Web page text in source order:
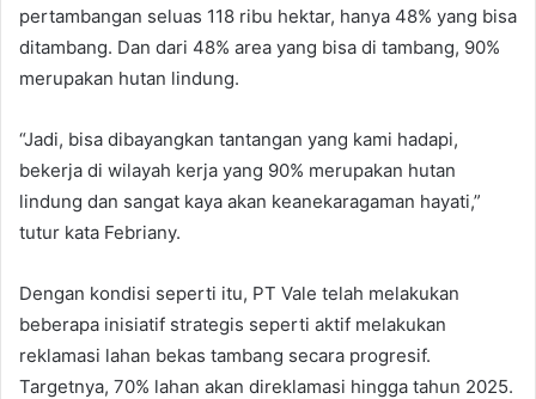
pertambangan seluas 118 ribu hektar, hanya 48% yang bisa
ditambang. Dan dari 48% area yang bisa di tambang, 90%
merupakan hutan lindung.
“Jadi, bisa dibayangkan tantangan yang kami hadapi,
bekerja di wilayah kerja yang 90% merupakan hutan
lindung dan sangat kaya akan keanekaragaman hayati,”
tutur kata Febriany.
Dengan kondisi seperti itu, PT Vale telah melakukan
beberapa inisiatif strategis seperti aktif melakukan
reklamasi lahan bekas tambang secara progresif.
Targetnya, 70% lahan akan direklamasi hingga tahun 2025.